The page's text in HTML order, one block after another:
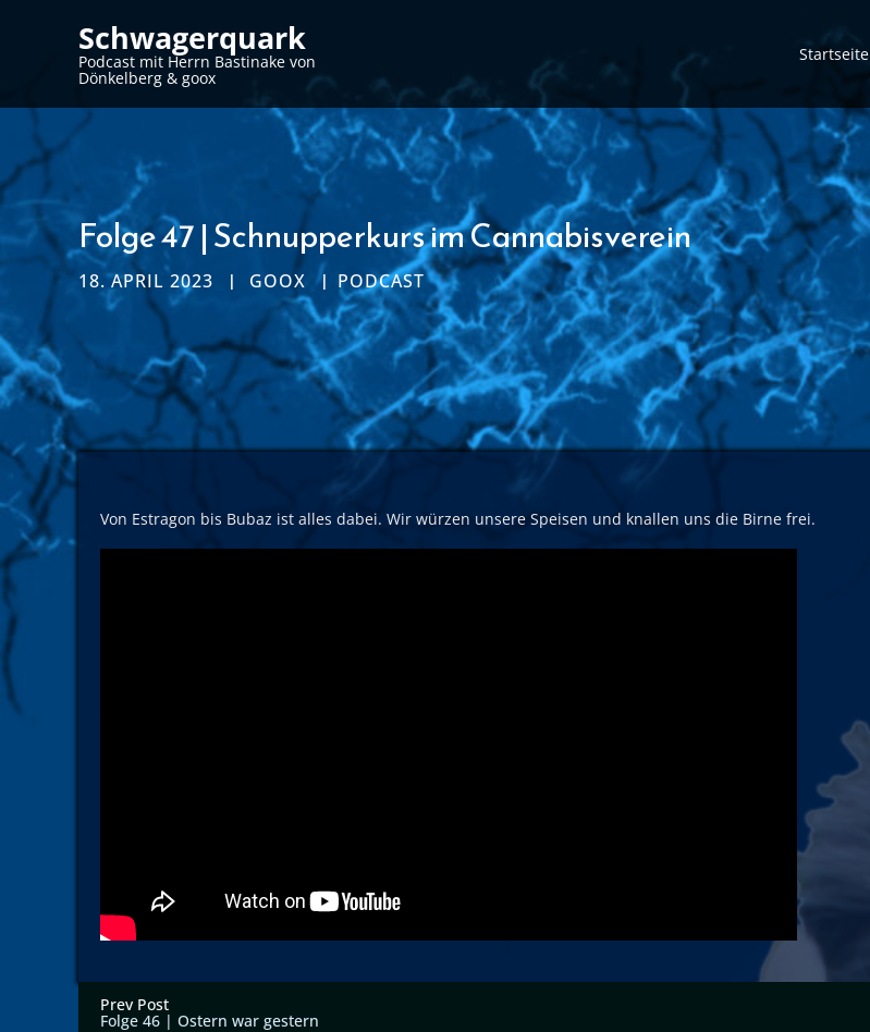
Schwagerquark
Podcast mit Herrn Bastinake von
Dönkelberg & goox
Startseite
Folge 47 | Schnupperkurs im Cannabisverein
18. APRIL 2023 GOOX PODCAST
Von Estragon bis Bubaz ist alles dabei. Wir würzen unsere Speisen und knallen uns die Birne frei.
Prev Post
Folge 46 | Ostern war gestern